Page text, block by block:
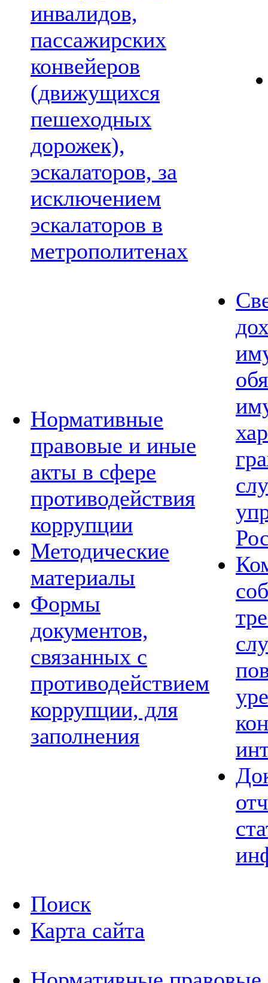
инвалидов,
пассажирских
конвейеров
(движущихся
пешеходных
дорожек),
эскалаторов, за
исключением
эскалаторов в
метрополитенах
Нормативные
правовые и иные
акты в сфере
противодействия
коррупции
Методические
материалы
Формы
документов,
связанных с
противодействием
коррупции, для
заполнения
Поиск
Карта сайта